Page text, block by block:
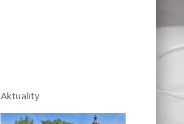
Aktuality